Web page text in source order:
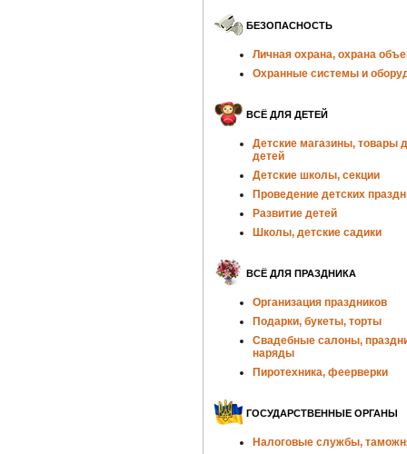
БЕЗОПАСНОСТЬ
Личная охрана, охрана
Охранные системы и
ВСЁ ДЛЯ ДЕТЕЙ
Детские магазины, товары
детей
Детские школы, секции
Проведение детских
Развитие детей
Школы, детские садики
ВСЁ ДЛЯ ПРАЗДНИКА
Организация праздников
Подарки, букеты, торты
Свадебные салоны,
наряды
Пиротехника, феерверки
ГОСУДАРСТВЕННЫЕ ОРГАНЫ
Налоговые службы,